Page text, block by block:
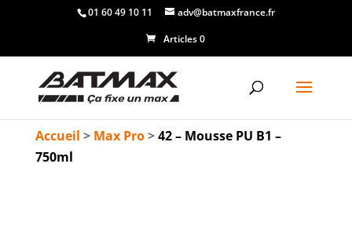
01 60 49 10 11
adv@batmaxfrance.fr
Articles 0
Accueil > Max Pro>42 – Mousse PU B1 –
750ml